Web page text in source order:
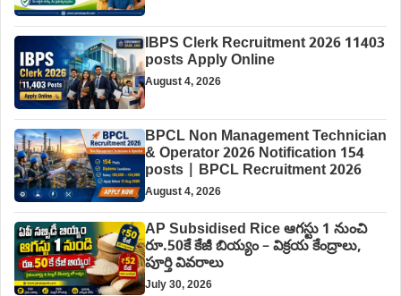
IBPS Clerk Recruitment 2026 11403
posts Apply Online
August 4, 2026
BPCL Non Management Technician
& Operator 2026 Notification 154
posts | BPCL Recruitment 2026
August 4, 2026
AP Subsidised Rice ఆగస్టు 1 నుంచి
రూ.50కే కేజీ బియ్యం – విక్రయ కేంద్రాలు,
పూర్తి వివరాలు
July 30, 2026